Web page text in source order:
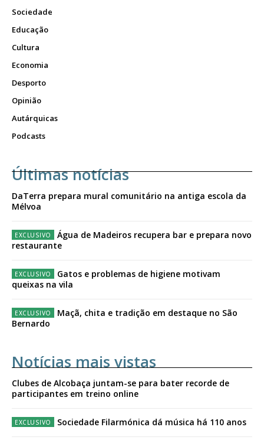
Sociedade
Educação
Cultura
Economia
Desporto
Opinião
Autárquicas
Podcasts
Últimas notícias
DaTerra prepara mural comunitário na antiga escola da
Mélvoa
Água de Madeiros recupera bar e prepara novo
restaurante
Gatos e problemas de higiene motivam
queixas na vila
Maçã, chita e tradição em destaque no São
Bernardo
Notícias mais vistas
Clubes de Alcobaça juntam-se para bater recorde de
participantes em treino online
Sociedade Filarmónica dá música há 110 anos